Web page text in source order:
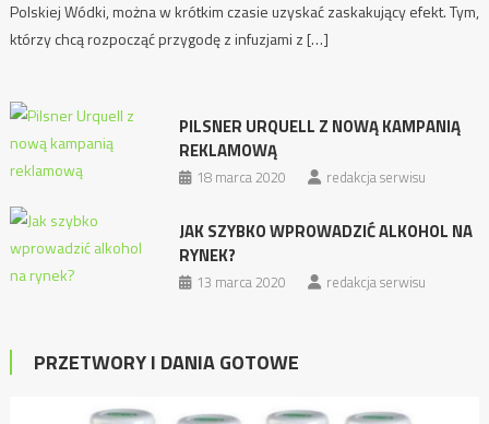
Polskiej Wódki, można w krótkim czasie uzyskać zaskakujący efekt. Tym,
którzy chcą rozpocząć przygodę z infuzjami z […]
PILSNER URQUELL Z NOWĄ KAMPANIĄ
REKLAMOWĄ
18 marca 2020 redakcja serwisu
JAK SZYBKO WPROWADZIĆ ALKOHOL NA
RYNEK?
13 marca 2020 redakcja serwisu
PRZETWORY I DANIA GOTOWE